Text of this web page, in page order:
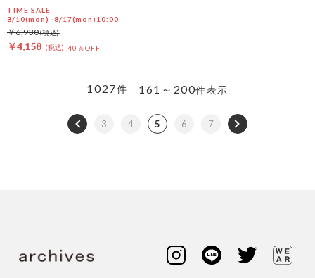
TIME SALE
8/10(mon)~8/17(mon)10:00
￥4,158 40％OFF
￥6,930
161～200件表示
1027件
3 4 5 6 7